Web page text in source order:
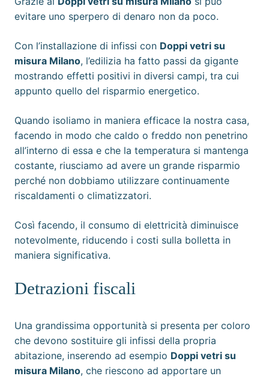
evitare uno sperpero di denaro non da poco.
Con l’installazione di infissi con Doppi vetri su
misura Milano, l’edilizia ha fatto passi da gigante
mostrando effetti positivi in diversi campi, tra cui
appunto quello del risparmio energetico.
Quando isoliamo in maniera efficace la nostra casa,
facendo in modo che caldo o freddo non penetrino
all’interno di essa e che la temperatura si mantenga
costante, riusciamo ad avere un grande risparmio
perché non dobbiamo utilizzare continuamente
riscaldamenti o climatizzatori.
Così facendo, il consumo di elettricità diminuisce
notevolmente, riducendo i costi sulla bolletta in
maniera significativa.
Detrazioni fiscali
Una grandissima opportunità si presenta per coloro
che devono sostituire gli infissi della propria
abitazione, inserendo ad esempio Doppi vetri su
misura Milano, che riescono ad apportare un